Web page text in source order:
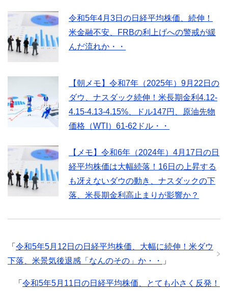
令和5年4月3日の日経平均株価、続伸！
米金融不安、FRBの利上げへの警戒が緩
んだ流れか・・
【朝メモ】令和7年（2025年）9月22日の
ダウ、ナスダック続伸！米長期金利4.12-
4.15-4.13-4.15%、ドル147円、原油先物
価格（WTI）61-62ドル・・
【メモ】令和6年（2024年）4月17日の日
経平均株価は大幅続落！16日の上昇する
も冴えないダウの動き、ナスダックの下
落、米長期金利高止まりが影響か？
「 令和5年5月12日の日経平均株価、大幅に続伸！米ダウ
下落、米景気後退感「なんのその」か・・
」
「 令和5年5月11日の日経平均株価、とても小さく反発！